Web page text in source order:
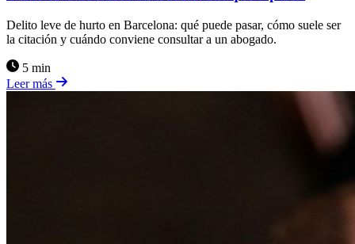
Delito leve de hurto en Barcelona: qué puede pasar, cómo suele ser
la citación y cuándo conviene consultar a un abogado.
5 min
Leer más